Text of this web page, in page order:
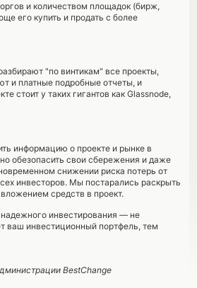
и количеством площадок (бирж,
его купить и продать с более
"по винтикам" все проекты,
и платные подробные отчеты, и
стоит у таких гигантов как Glassnode,
информацию о проекте и рынке в
обезопасить свои сбережения и даже
снижении риска потерь от
инвесторов. Мы постарались раскрыть
средств в проект.
инвестирования — не
ваш инвестиционный портфель, тем
BestChange